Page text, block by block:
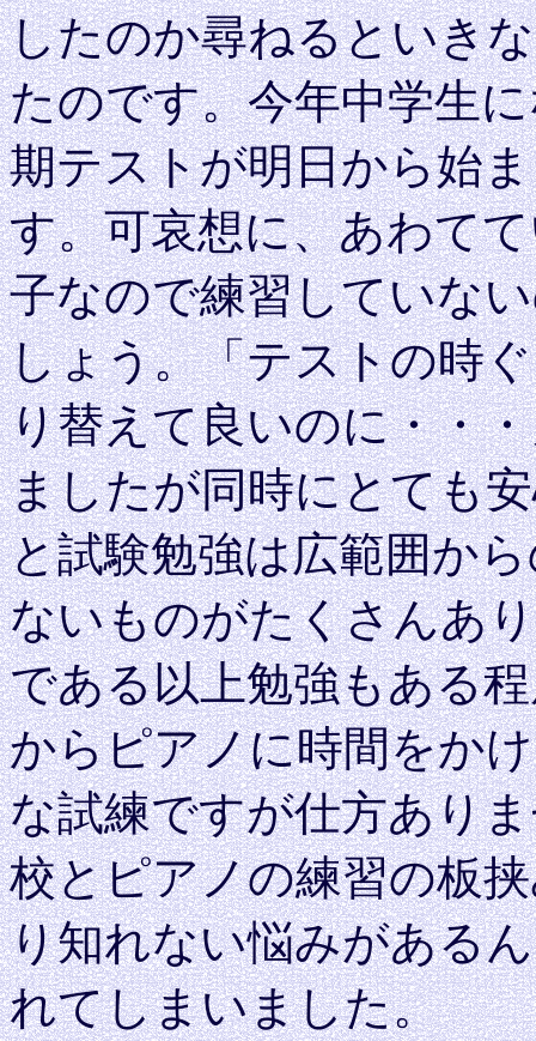
したのか尋ねるといき
たのです。今年中学生
期テストが明日から始
す。可哀想に、あわて
子なので練習していな
しょう。「テストの時
り替えて良いのに・・
ましたが同時にとても
と試験勉強は広範囲か
ないものがたくさんあ
である以上勉強もある
からピアノに時間をか
な試練ですが仕方あり
校とピアノの練習の板
り知れない悩みがある
れてしまいました。